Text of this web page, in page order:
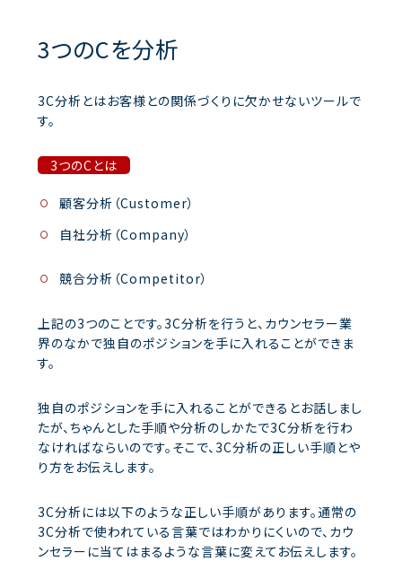
3つのCを分析
3C分析とはお客様との関係づくりに欠かせないツールで
す。
3つのCとは
顧客分析（Customer）
自社分析（Company）
競合分析（Competitor）
上記の3つのことです。3C分析を行うと、カウンセラー業
界のなかで独自のポジションを手に入れることができま
す。
独自のポジションを手に入れることができるとお話しまし
たが、ちゃんとした手順や分析のしかたで3C分析を行わ
なければならいのです。そこで、3C分析の正しい手順とや
り方をお伝えします。
3C分析には以下のような正しい手順があります。通常の
3C分析で使われている言葉ではわかりにくいので、カウ
ンセラーに当てはまるような言葉に変えてお伝えします。